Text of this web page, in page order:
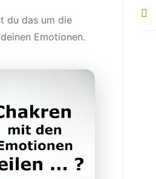
du das um die
Emotionen.